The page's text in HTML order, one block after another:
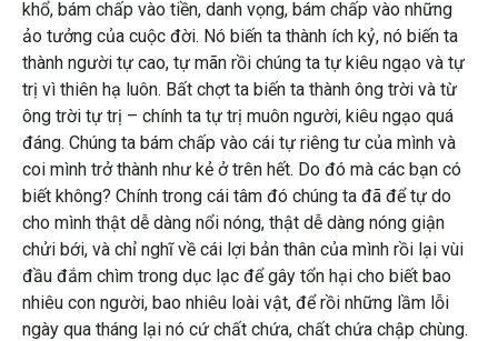
khổ, bám chấp vào tiền, danh vọng, bám chấp vào những
ảo tưởng của cuộc đời. Nó biến ta thành ích kỷ, nó biến ta
thành người tự cao, tự mãn rồi chúng ta tự kiêu ngạo và tự
trị vì thiên hạ luôn. Bất chợt ta biến ta thành ông trời và từ
ông trời tự trị – chính ta tự trị muôn người, kiêu ngạo quá
đáng. Chúng ta bám chấp vào cái tự riêng tư của mình và
coi mình trở thành như kẻ ở trên hết. Do đó mà các bạn có
biết không? Chính trong cái tâm đó chúng ta đã để tự do
cho mình thật dễ dàng nổi nóng, thật dễ dàng nóng giận
chửi bới, và chỉ nghĩ về cái lợi bản thân của mình rồi lại vùi
đầu đắm chìm trong dục lạc để gây tổn hại cho biết bao
nhiêu con người, bao nhiêu loài vật, để rồi những lầm lỗi
ngày qua tháng lại nó cứ chất chứa, chất chứa chập chùng.